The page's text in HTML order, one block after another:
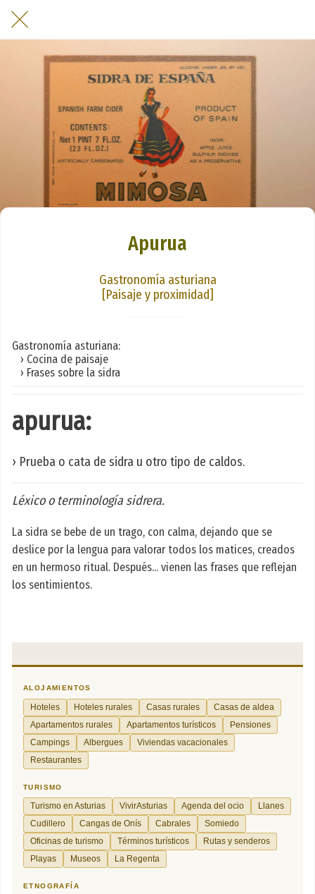
Apurua
Gastronomía asturiana
[Paisaje y proximidad]
Gastronomía asturiana:
› Cocina de paisaje
› Frases sobre la sidra
apurua:
› Prueba o cata de sidra u otro tipo de caldos.
Léxico o terminología sidrera.
La sidra se bebe de un trago, con calma, dejando que se
deslice por la lengua para valorar todos los matices, creados
en un hermoso ritual. Después... vienen las frases que reflejan
los sentimientos.